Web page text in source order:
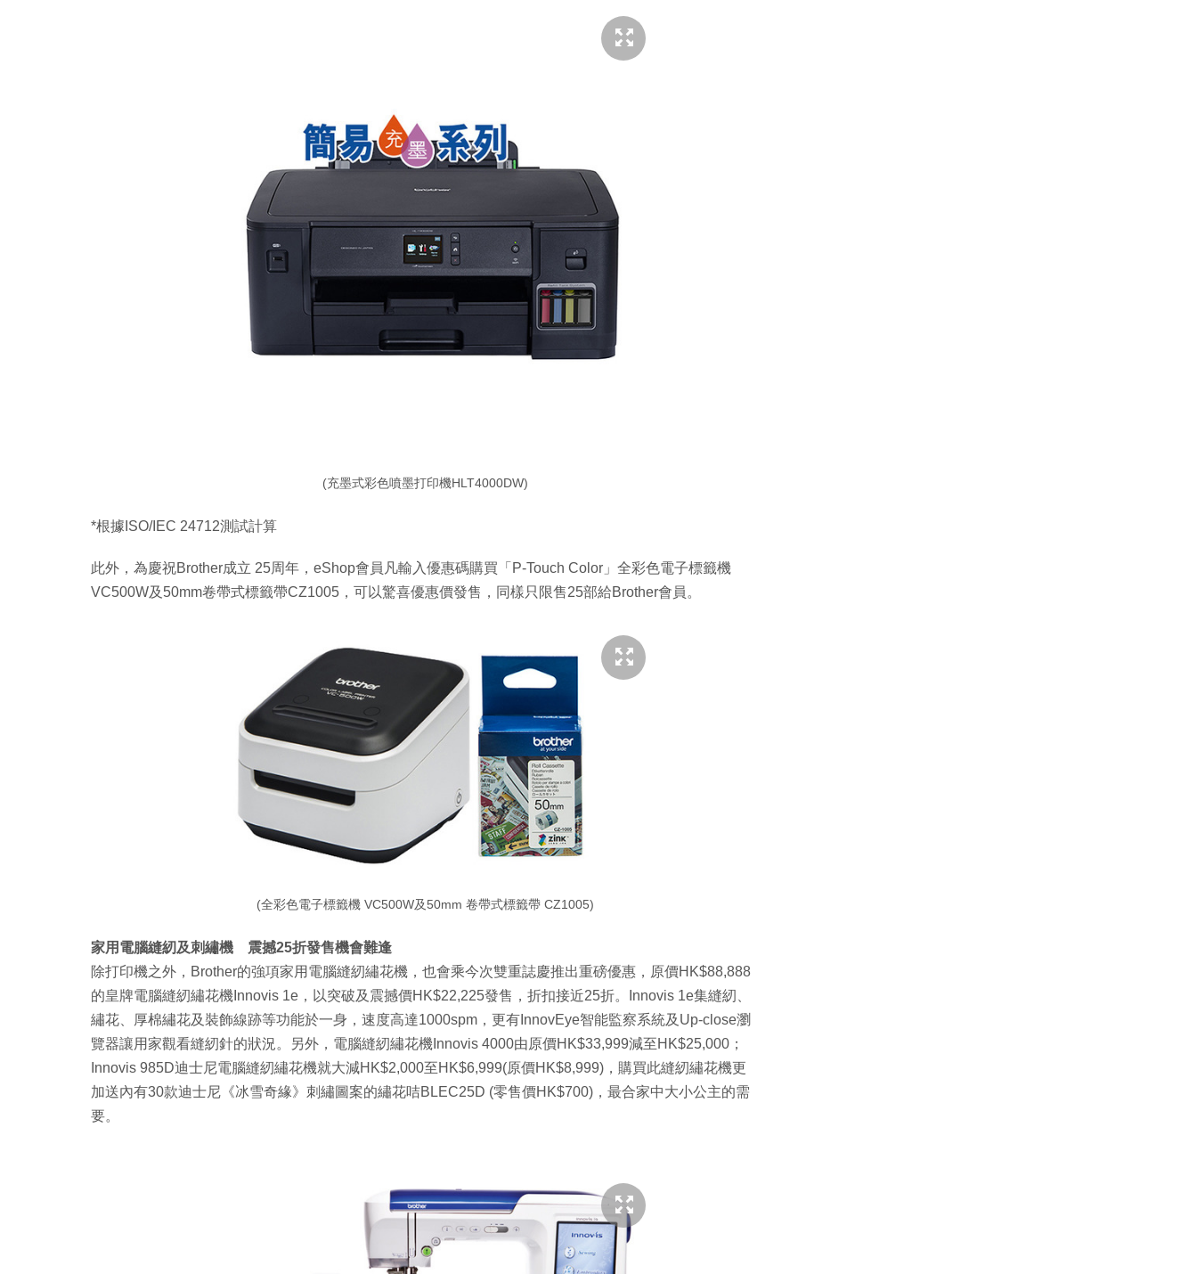
(充墨式彩色噴墨打印機HLT4000DW)
*根據ISO/IEC 24712測試計算
此外，為慶祝Brother成立 25周年，eShop會員凡輸入優惠碼購買「P-Touch Color」全彩色電子標籤機
VC500W及50mm卷帶式標籤帶CZ1005，可以驚喜優惠價發售，同樣只限售25部給Brother會員。
(全彩色電子標籤機 VC500W及50mm 卷帶式標籤帶 CZ1005)
家用電腦縫紉及刺繡機 震撼25折發售機會難逢
除打印機之外，Brother的強項家用電腦縫紉繡花機，也會乘今次雙重誌慶推出重磅優惠，原價HK$88,888
的皇牌電腦縫紉繡花機Innovis 1e，以突破及震撼價HK$22,225發售，折扣接近25折。Innovis 1e集縫紉、
繡花、厚棉繡花及裝飾線跡等功能於一身，速度高達1000spm，更有InnovEye智能監察系統及Up-close瀏
覽器讓用家觀看縫紉針的狀況。另外，電腦縫紉繡花機Innovis 4000由原價HK$33,999減至HK$25,000；
Innovis 985D迪士尼電腦縫紉繡花機就大減HK$2,000至HK$6,999(原價HK$8,999)，購買此縫紉繡花機更
加送內有30款迪士尼《冰雪奇緣》刺繡圖案的繡花咭BLEC25D (零售價HK$700)，最合家中大小公主的需
要。